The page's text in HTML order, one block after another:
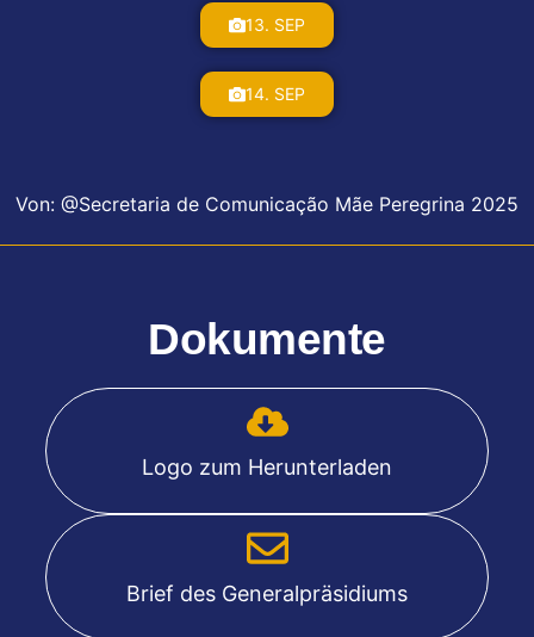
13. SEP
14. SEP
Von: @Secretaria de Comunicação Mãe Peregrina 2025
Dokumente
Logo zum Herunterladen
Brief des Generalpräsidiums